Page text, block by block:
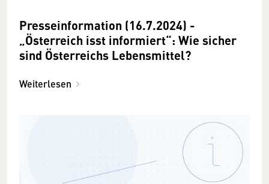
Presseinformation (16.7.2024) -
„Österreich isst informiert“: Wie sicher
sind Österreichs Lebensmittel?
Weiterlesen